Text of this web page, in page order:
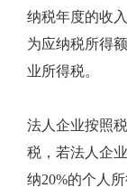
纳税年度的收
为应纳税所得
业所得税。
法人企业按照
税，若法人企
纳20%的个人所